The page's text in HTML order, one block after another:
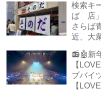
Of
The
玉てや
曲、ブ
ン情報
ックラ
検索キ
ば 店」
さらば
近、大
よ…【
グルメ
📻🤖新
【
ブバイ
【